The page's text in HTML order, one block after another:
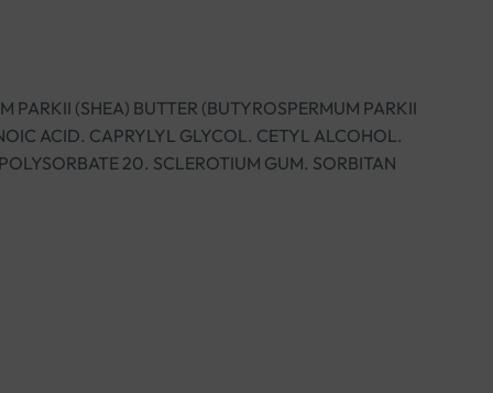
PARKII (SHEA) BUTTER (BUTYROSPERMUM PARKII
ACID. CAPRYLYL GLYCOL. CETYL ALCOHOL.
20. SCLEROTIUM GUM. SORBITAN